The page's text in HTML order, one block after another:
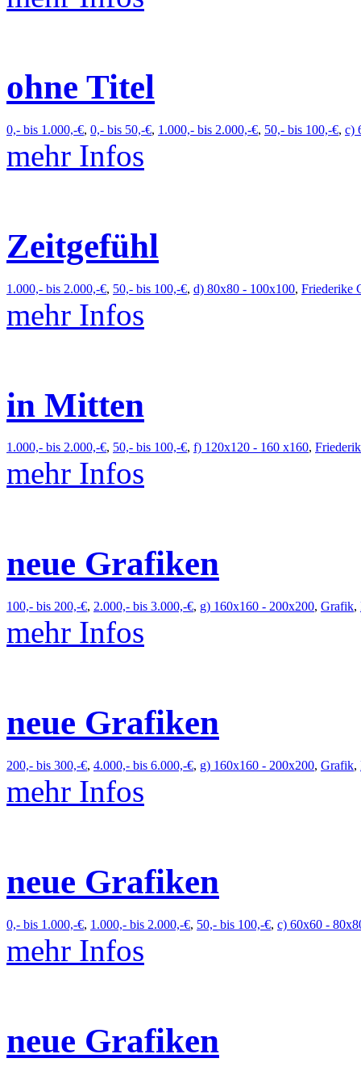
ohne Titel
0,- bis 1.000,-€, 0,- bis 50,-€, 1.000,- bis 2.000,-€, 50,- bis 100,-€, c)
mehr Infos
Zeitgefühl
1.000,- bis 2.000,-€, 50,- bis 100,-€, d) 80x80 - 100x100, Friederike
mehr Infos
in Mitten
1.000,- bis 2.000,-€, 50,- bis 100,-€, f) 120x120 - 160 x160,
mehr Infos
neue Grafiken
100,- bis 200,-€, 2.000,- bis 3.000,-€, g) 160x160 - 200x200, Grafik,
mehr Infos
neue Grafiken
200,- bis 300,-€, 4.000,- bis 6.000,-€, g) 160x160 - 200x200, Grafik,
mehr Infos
neue Grafiken
0,- bis 1.000,-€, 1.000,- bis 2.000,-€, 50,- bis 100,-€, c) 60x60 -
mehr Infos
neue Grafiken